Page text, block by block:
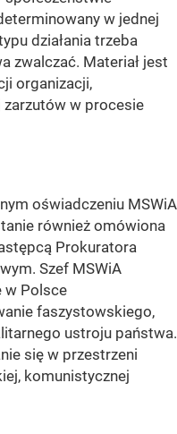
w jednej
działania trzeba
zwalczać. Materiał jest
organizacji,
w procesie
oświadczeniu MSWiA
również omówiona
Prokuratora
Szef MSWiA
w Polsce
faszystowskiego,
ustroju państwa.
się w przestrzeni
komunistycznej